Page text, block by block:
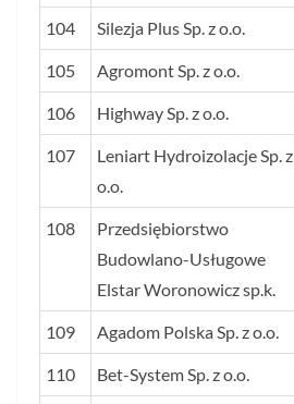
104 Silezja Plus Sp. z o.o.
105 Agromont Sp. z o.o.
106 Highway Sp. z o.o.
107
Leniart Hydroizolacje Sp. z
o.o.
108
Przedsiębiorstwo
Budowlano-Usługowe
Elstar Woronowicz sp.k.
109 Agadom Polska Sp. z o.o.
110 Bet-System Sp. z o.o.